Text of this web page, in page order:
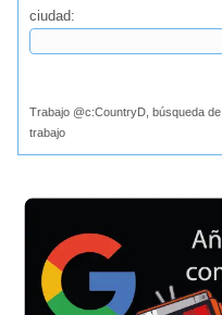
ciudad:
Trabajo @c:CountryD, búsqueda de
trabajo